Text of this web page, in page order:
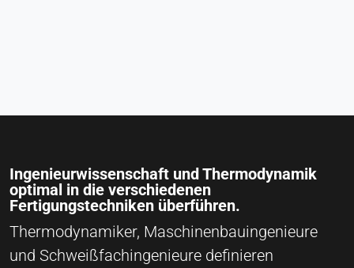
Ingenieurwissenschaft und Thermodynamik
optimal in die verschiedenen
Fertigungstechniken überführen.
Thermodynamiker, Maschinenbauingenieure
und Schweißfachingenieure definieren